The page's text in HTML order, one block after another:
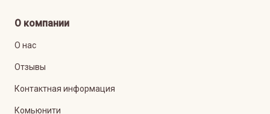
О компании
О нас
Отзывы
Контактная информация
Комьюнити